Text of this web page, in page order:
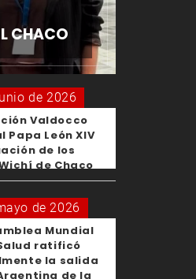
CHACO
de 2026
Valdocco
Papa León XIV
de los
de Chaco
de 2026
Mundial
ratificó
la salida
de la